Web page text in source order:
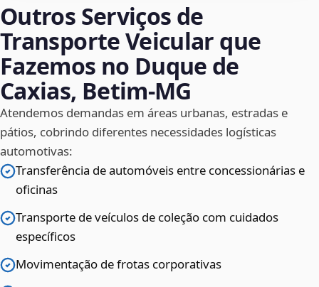
Outros Serviços de
Transporte Veicular que
Fazemos no Duque de
Caxias, Betim‑MG
Atendemos demandas em áreas urbanas, estradas e
pátios, cobrindo diferentes necessidades logísticas
automotivas:
Transferência de automóveis entre concessionárias e
oficinas
Transporte de veículos de coleção com cuidados
específicos
Movimentação de frotas corporativas